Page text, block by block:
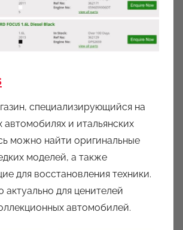
специализирующийся на
автомобилях и итальянских
можно найти оригинальные
моделей, а также
для восстановления техники.
актуально для ценителей
автомобилей.